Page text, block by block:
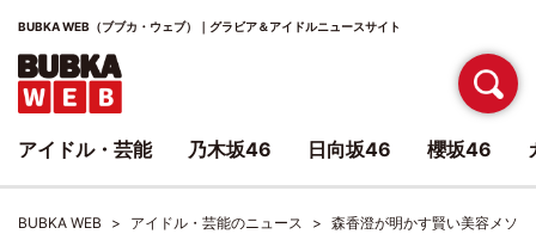
BUBKA WEB（ブブカ・ウェブ）｜グラビア＆アイドルニュースサイト
BUBKA WEB アイドル・芸能のニュース 森香澄が明かす賢い美容メソ
アイドル・芸能 乃木坂46 日向坂46 櫻坂46